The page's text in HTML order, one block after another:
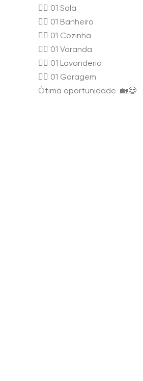
👉🏻 01 Sala
👉🏻 01 Banheiro
👉🏻 01 Cozinha
👉🏻 01 Varanda
👉🏻 01 Lavanderia
👉🏻 01 Garagem
Ótima oportunidade 🏡😍